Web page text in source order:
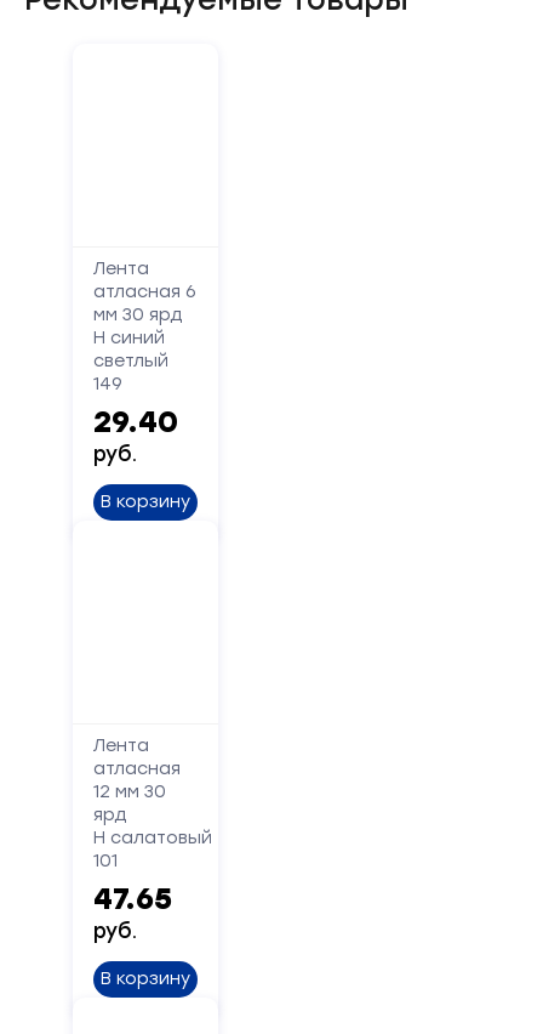
Лента
атласная 6
мм 30 ярд
Н синий
светлый
149
29.40
руб.
В корзину
Лента
атласная
12 мм 30
ярд
Н салатовый
101
47.65
руб.
В корзину